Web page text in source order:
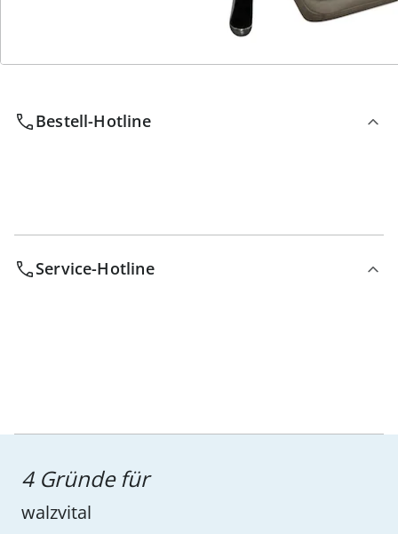
Wir sind für Sie da
Bestell-Hotline
Service-Hotline
4 Gründe für
walzvital